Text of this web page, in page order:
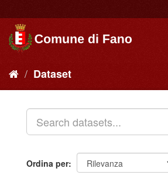
Dataset
Ordina per